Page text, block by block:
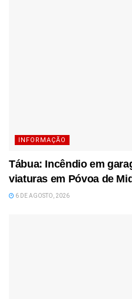
INFORMAÇÃO
Tábua: Incêndio em
viaturas em Póvoa de
6 DE AGOSTO, 2026